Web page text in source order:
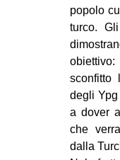
popolo
turco.
sconfitto
degli
a dover
che
dalla